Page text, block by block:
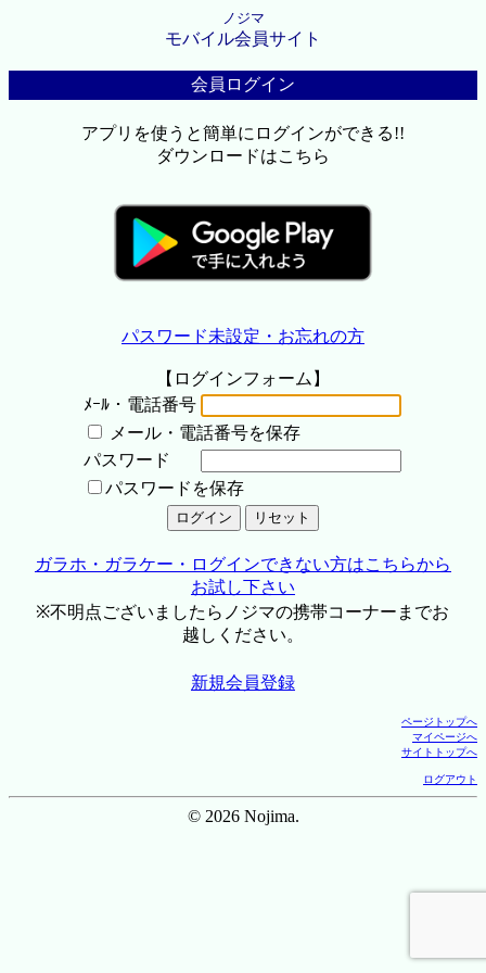
ノジマ
モバイル会員サイト
会員ログイン
アプリを使うと簡単にログインができる!!
ダウンロードはこちら
パスワード未設定・お忘れの方
【ログインフォーム】
ﾒｰﾙ・電話番号
メール・電話番号を保存
パスワード
パスワードを保存
ガラホ・ガラケー・ログインできない方はこちらから
お試し下さい
※不明点ございましたらノジマの携帯コーナーまでお
越しください。
新規会員登録
ページトップへ
マイページへ
サイトトップへ
ログアウト
© 2026 Nojima.